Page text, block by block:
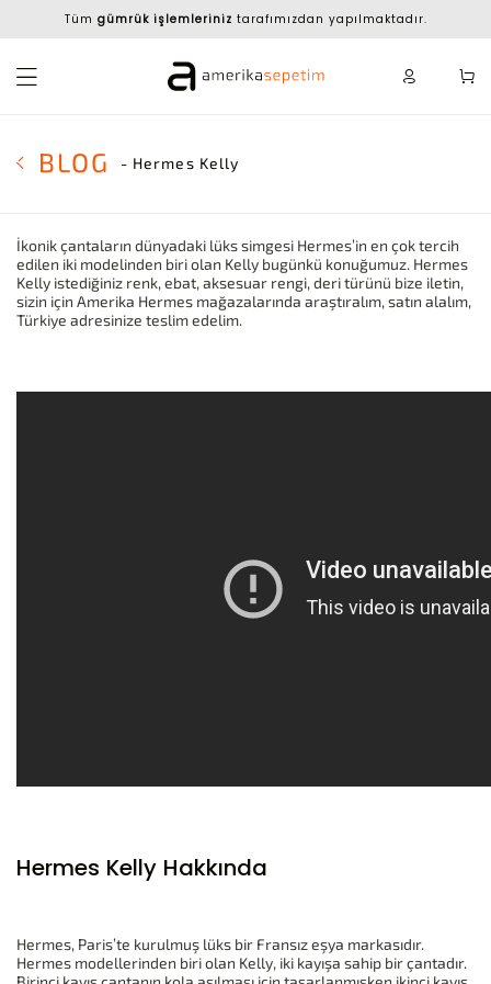
Tüm gümrük işlemleriniz tarafımızdan yapılmaktadır.
BLOG - Hermes Kelly
İkonik çantaların dünyadaki lüks simgesi Hermes’in en çok tercih
edilen iki modelinden biri olan Kelly bugünkü konuğumuz. Hermes
Kelly istediğiniz renk, ebat, aksesuar rengi, deri türünü bize iletin,
sizin için Amerika Hermes mağazalarında araştıralım, satın alalım,
Türkiye adresinize teslim edelim.
Hermes Kelly Hakkında
Hermes, Paris’te kurulmuş lüks bir Fransız eşya markasıdır.
Hermes modellerinden biri olan Kelly, iki kayışa sahip bir çantadır.